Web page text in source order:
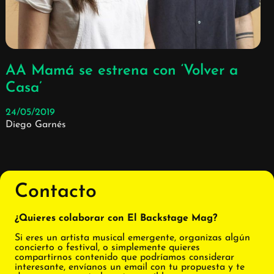
AA Mamá se estrena con ‘Volver a
Casa’
24/05/2019
Diego Garnés
Contacto
¿Quieres colaborar con El Backstage Mag?
Si eres un artista musical emergente, organizas algún
concierto o festival, o simplemente quieres
compartirnos contenido que podríamos considerar
interesante, envíanos un email con tu propuesta y te